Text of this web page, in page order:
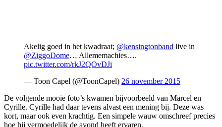
Akelig goed in het kwadraat; @kensingtonband live in
@ZiggoDome… Allememachies….
pic.twitter.com/rkJ2QOvDJi
— Toon Capel (@ToonCapel) 26 november 2015
De volgende mooie foto’s kwamen bijvoorbeeld van Marcel en
Cyrille. Cyrille had daar tevens alvast een mening bij. Deze was
kort, maar ook even krachtig. Een simpele wauw omschreef precies
hoe hij vermoedelijk de avond heeft ervaren.